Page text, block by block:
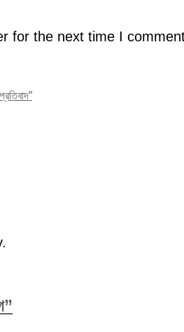
for the next time I